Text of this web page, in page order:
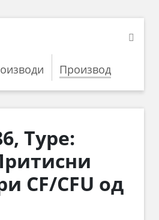
Производ
Type:
CF/CFU од